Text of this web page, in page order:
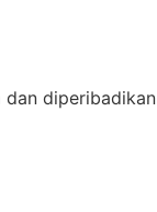
dan diperibadikan